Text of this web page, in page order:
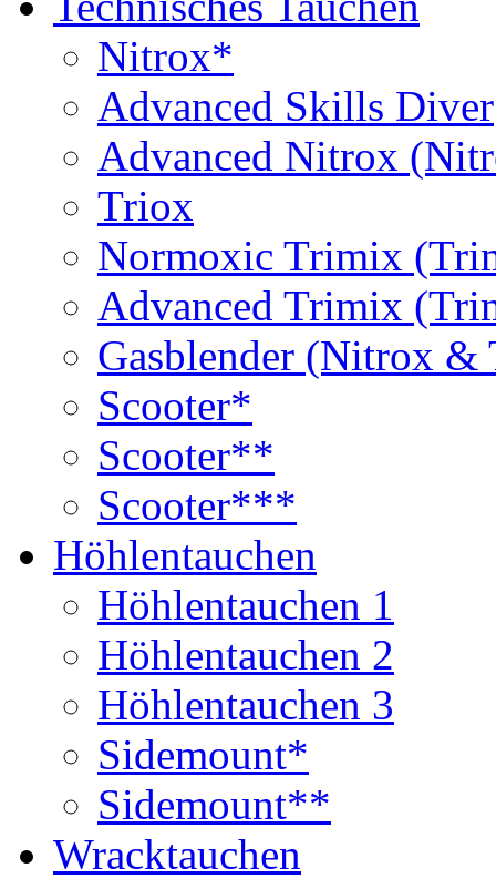
Nitrox*
Advanced Skills Diver
Advanced Nitrox
Triox
Normoxic Trimix
Advanced Trimix
Gasblender (Nitrox
Scooter*
Scooter**
Scooter***
Höhlentauchen
Höhlentauchen 1
Höhlentauchen 2
Höhlentauchen 3
Sidemount*
Sidemount**
Wracktauchen